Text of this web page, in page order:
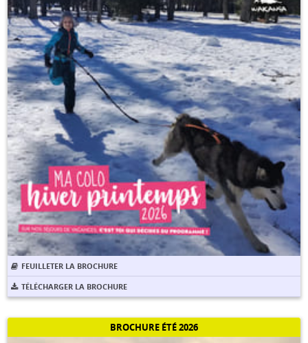
FEUILLETER LA BROCHURE
TÉLÉCHARGER LA BROCHURE
BROCHURE ÉTÉ 2026